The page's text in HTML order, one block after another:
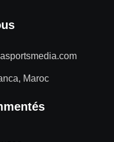
Maroc